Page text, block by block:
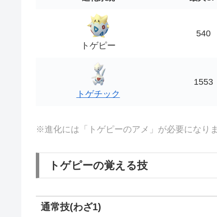
トゲピー
540
トゲチック
1553
※進化には「トゲピーのアメ」が必要になりま
トゲピーの覚える技
通常技(わざ1)